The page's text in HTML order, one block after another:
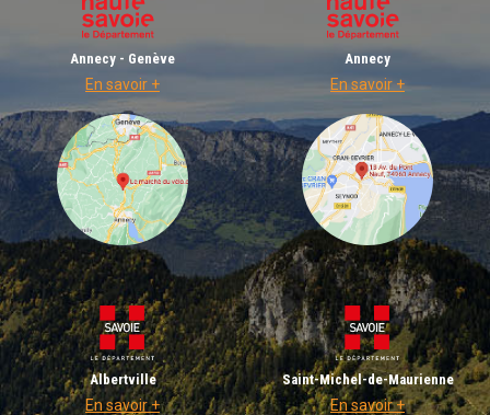
Annecy - Genève
En savoir +
Annecy
En savoir +
Albertville
En savoir +
Saint-Michel-de-Maurienne
En savoir +